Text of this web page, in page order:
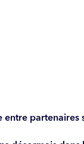
partenaires